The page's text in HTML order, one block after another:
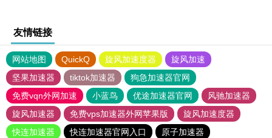
友情链接
网站地图 QuickQ 旋风加速度器
旋风加速
坚果加速器
tiktok加速器
狗急加速器官网
免费vqn外网加速
小蓝鸟 优途加速器官网
风驰加速器
旋风加速器
免费vps加速器外网苹果版
旋风加速度器
快连加速器
快连加速器官网入口
原子加速器